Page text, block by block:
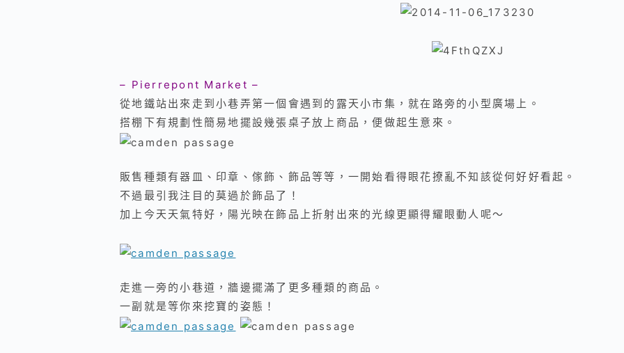
– Pierrepont Market –
從地鐵站出來走到小巷弄第一個會遇到的露天小市集，就在路旁的小型廣場上。
搭棚下有規劃性簡易地擺設幾張桌子放上商品，便做起生意來 。
販售種類有器皿、印章 、 傢飾 、 飾品等等，一開始看得眼花撩亂不知該從何好好看起。
不過最引我注目的莫過於飾品了！
加上今天天氣特好，陽光映在飾品上折射出來的光線更顯得耀眼動人呢～
走進一旁的小巷道，牆邊擺滿了更多種類的商品。
一副就是等你來挖寶的姿態！